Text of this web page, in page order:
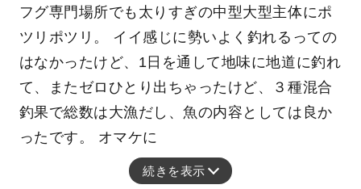
フグ専門場所でも太りすぎの中型大型主体にポ
ツリポツリ。 イイ感じに勢いよく釣れるっての
はなかったけど、1日を通して地味に地道に釣れ
て、またゼロひとり出ちゃったけど、３種混合
釣果で総数は大漁だし、魚の内容としては良か
ったです。 オマケに
続きを表示